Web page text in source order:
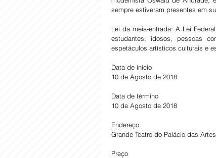
sempre estiveram presentes em
Lei da meia-entrada: A Lei
estudantes, idosos, pessoas
espetáculos artísticos culturais e
Data de início
10 de Agosto de 2018
Data de término
10 de Agosto de 2018
Endereço
Grande Teatro do Palácio das
Preço